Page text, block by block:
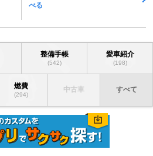
べる
整備手帳
(542)
愛車紹介
(198)
燃費
(294)
中古車 すべて